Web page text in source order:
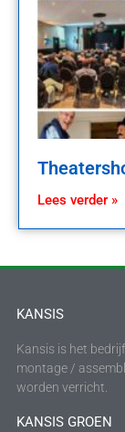
Lees verder »
KANSIS
Kansis is het
montage /
worden verricht.
KANSIS GROEN